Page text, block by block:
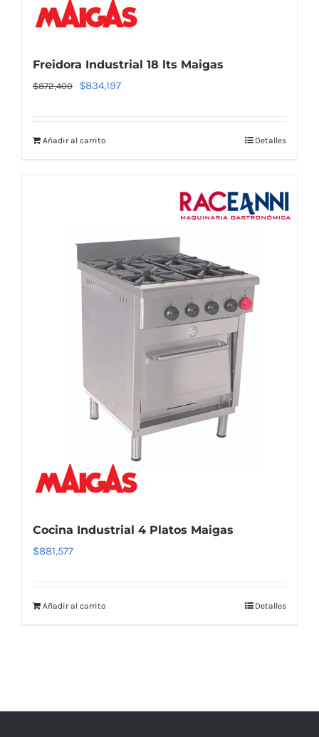
Freidora Industrial 18 lts Maigas
$872,400
El
era:
$834,197El
Añadir al carrito Detalles
Cocina Industrial 4 Platos Maigas
$881,577
Añadir al carrito Detalles